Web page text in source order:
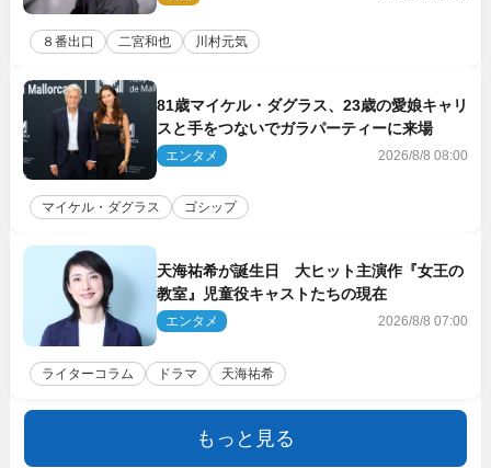
８番出口 二宮和也 川村元気
81歳マイケル・ダグラス、23歳の愛娘キャリ
スと手をつないでガラパーティーに来場
エンタメ 2026/8/8 08:00
マイケル・ダグラス ゴシップ
天海祐希が誕生日 大ヒット主演作『女王の
教室』児童役キャストたちの現在
エンタメ 2026/8/8 07:00
ライターコラム ドラマ 天海祐希
もっと見る